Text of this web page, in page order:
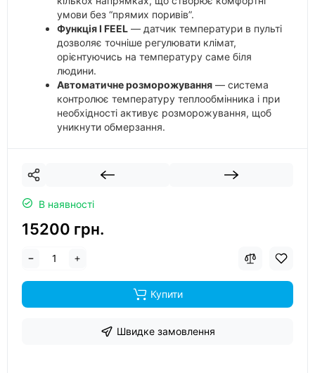
умови без “прямих поривів”.
Функція I FEEL — датчик температури в пульті
дозволяє точніше регулювати клімат,
орієнтуючись на температуру саме біля
людини.
Автоматичне розморожування — система
контролює температуру теплообмінника і при
необхідності активує розморожування, щоб
уникнути обмерзання.
оберігають його від корозії, вологи, пилу та
шкідників.
В наявності
15200 грн.
Купити
Швидке замовлення